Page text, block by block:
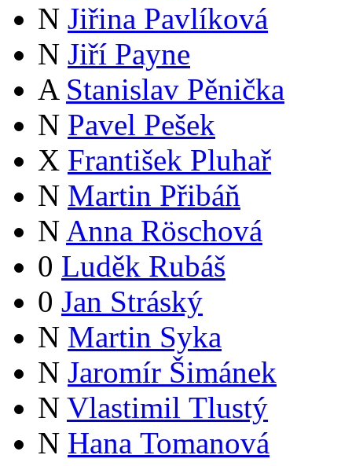
N Jiřina Pavlíková
N Jiří Payne
A Stanislav Pěnička
N Pavel Pešek
X František Pluhař
N Martin Přibáň
N Anna Röschová
0 Luděk Rubáš
0 Jan Stráský
N Martin Syka
N Jaromír Šimánek
N Vlastimil Tlustý
N Hana Tomanová